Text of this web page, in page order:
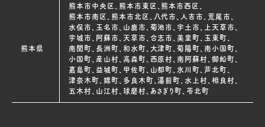
熊本県
熊本市中央区、熊本市東区、熊本市西区、
熊本市南区、熊本市北区、八代市、人吉市、荒尾市、
水俣市、玉名市、山鹿市、菊池市、宇土市、上天草市、
宇城市、阿蘇市、天草市、合志市、美里町、玉東町、
南関町、長洲町、和水町、大津町、菊陽町、南小国町、
小国町、産山村、高森町、西原村、南阿蘇村、御船町、
嘉島町、益城町、甲佐町、山都町、氷川町、芦北町、
津奈木町、錦町、多良木町、湯前町、水上村、相良村、
五木村、山江村、球磨村、あさぎり町、苓北町